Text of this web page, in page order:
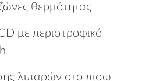
θερμότητας
με περιστροφικό
λιπαρών στο πίσω